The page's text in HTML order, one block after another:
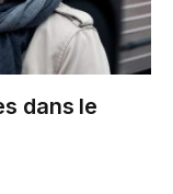
dans le